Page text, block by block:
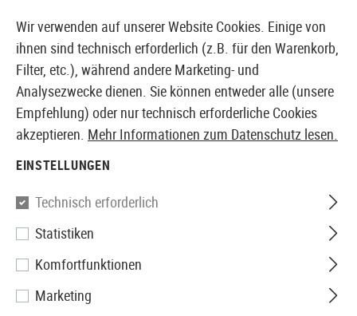
EUROPÄISCHER AIRSOFT SHOP & GROßHÄNDLER
Guarder
6.02 Interchange Barrel
650mm
Wir verwenden auf unserer Website Cookies. Einige von
ihnen sind technisch erforderlich (z.B. für den Warenkorb,
Filter, etc.), während andere Marketing- und
Analysezwecke dienen. Sie können entweder alle (unsere
Empfehlung) oder nur technisch erforderliche Cookies
akzeptieren. Mehr Informationen zum Datenschutz lesen.
EINSTELLUNGEN
Technisch erforderlich
Statistiken
Komfortfunktionen
Marketing